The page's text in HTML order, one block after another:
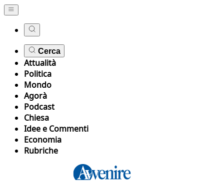
Cerca
Attualità
Politica
Mondo
Agorà
Podcast
Chiesa
Idee e Commenti
Economia
Rubriche